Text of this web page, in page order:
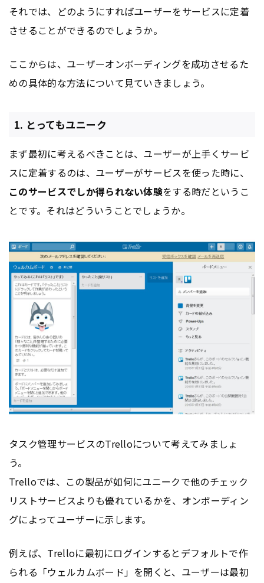
それでは、どのようにすればユーザーをサービスに定着
させることができるのでしょうか。
ここからは、ユーザーオンボーディングを成功させるた
めの具体的な方法について見ていきましょう。
1. とってもユニーク
まず最初に考えるべきことは、ユーザーが上手くサービ
スに定着するのは、ユーザーがサービスを使った時に、
このサービスでしか得られない体験をする時だというこ
とです。それはどういうことでしょうか。
タスク管理サービスのTrelloについて考えてみましょ
う。
Trelloでは、この製品が如何にユニークで他のチェック
リストサービスよりも優れているかを、オンボーディン
グによってユーザーに示します。
例えば、Trelloに最初にログインするとデフォルトで作
られる「ウェルカムボード」を開くと、ユーザーは最初